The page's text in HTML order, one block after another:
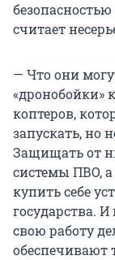
считает
— Что они
«дронобойки»
коптеров,
запускать, но
Защищать от
системы ПВО, а
купить себе
государства.
свою работу
обеспечивают